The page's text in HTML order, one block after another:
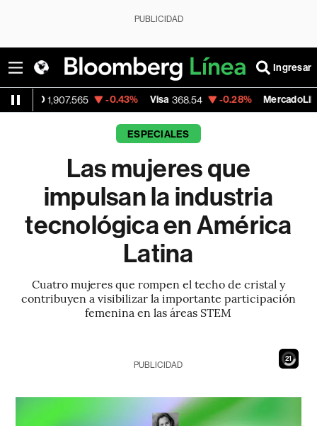
PUBLICIDAD
Ingresar
-0.43% Visa 368.54 -0.28% MercadoLibre 1,924.95
ESPECIALES
Las mujeres que
impulsan la industria
tecnológica en América
Latina
Cuatro mujeres que rompen el techo de cristal y
contribuyen a visibilizar la importante participación
femenina en las áreas STEM
19
PUBLICIDAD